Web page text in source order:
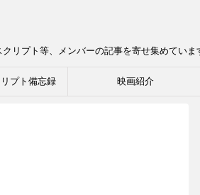
リプト等、メンバーの記事を寄せ集めていま
プト備忘録 映画紹介